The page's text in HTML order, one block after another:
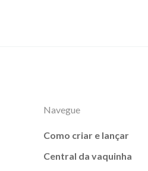
Navegue
Como criar e lançar
Central da vaquinha